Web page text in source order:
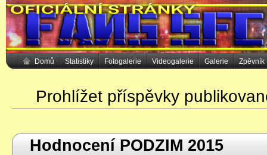
Domů Statistiky Fotogalerie Videogalerie Galerie Zpěvník
Prohlížet příspěvky
Hodnocení PODZIM 2015